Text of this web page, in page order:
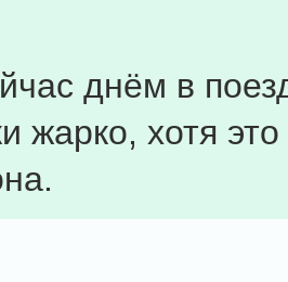
днём в
жарко, хотя